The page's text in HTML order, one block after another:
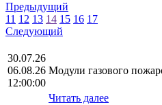
Предыдущий
11 12 13 14 15 16 17
Следующий
30.07.26
06.08.26
12:00:00
Модули газового
Читать далее